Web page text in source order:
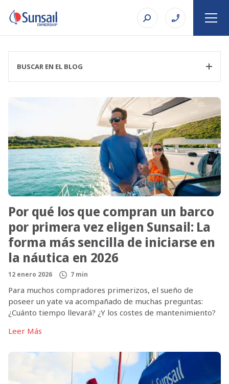
Por qué los que compran un barco
por primera vez eligen Sunsail: La
forma más sencilla de iniciarse en
la náutica en 2026
12 enero 2026 7 min
Para muchos compradores primerizos, el sueño de
poseer un yate va acompañado de muchas preguntas:
¿Cuánto tiempo llevará? ¿Y los costes de mantenimiento?
incertidumbres detienen a muchos propietarios
Ownership se diseñó para cambiar esta situación. En
Leer Más
BUSCAR EN EL BLOG
TEMA
BUSCAR EN